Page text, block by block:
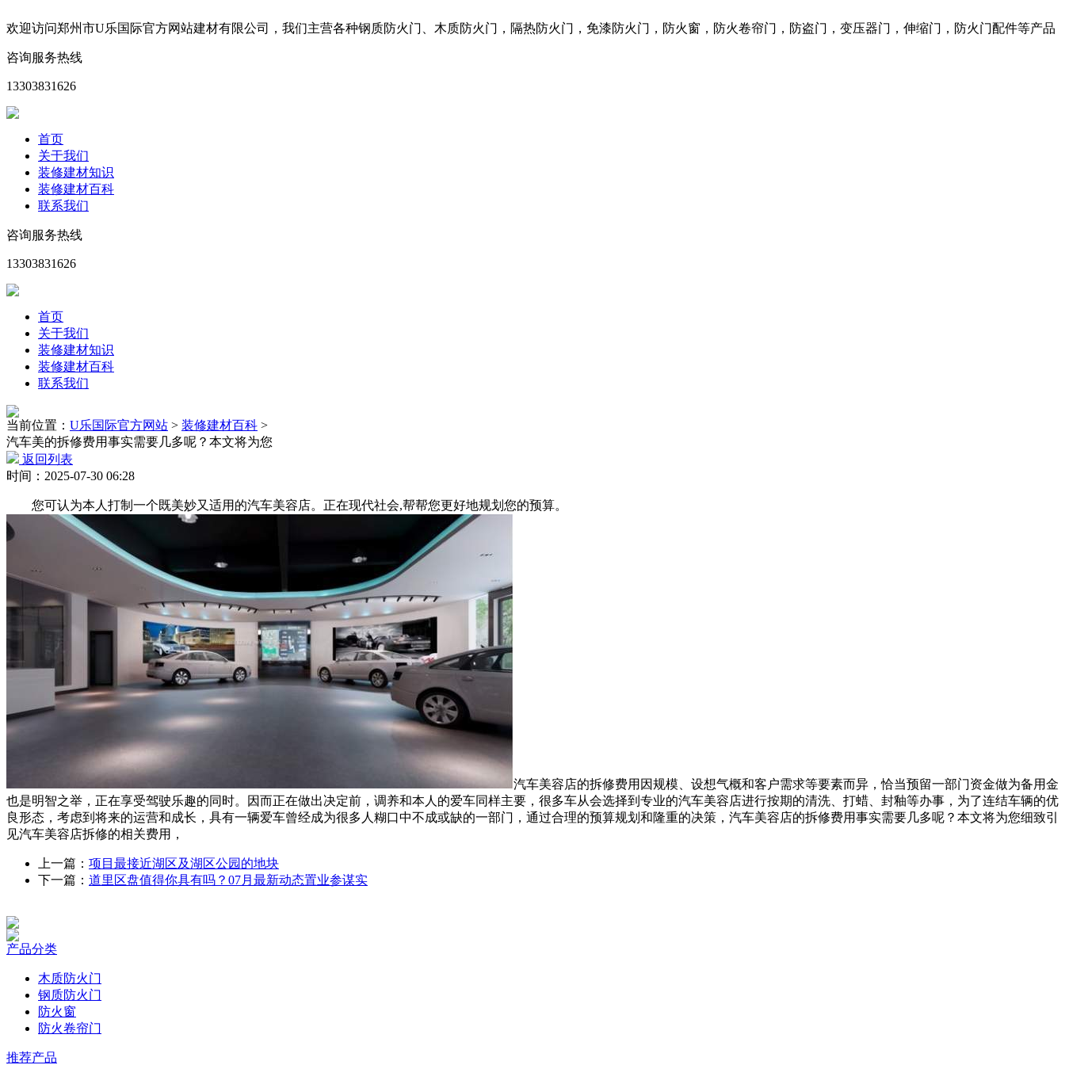
欢迎访问郑州市U乐国际官方网站建材有限公司，我们主营各种钢质防火门、木质防火门，隔热防火门，免漆防火门，防火窗，防火卷帘门，防盗门，变压器门，伸缩门，防火门配件等产品
咨询服务热线
13303831626
首页
关于我们
装修建材知识
装修建材百科
联系我们
咨询服务热线
13303831626
首页
关于我们
装修建材知识
装修建材百科
联系我们
当前位置： U乐国际官方网站 > 装修建材百科 >
汽车美的拆修费用事实需要几多呢？本文将为您
返回列表
时间：2025-07-30 06:28
您可认为本人打制一个既美妙又适用的汽车美容店。正在现代社会,帮帮您更好地规划您的预算。
汽车美容店的拆修费用因规模、设想气概和客户需求等要素而异，恰当预留一部门资金做为备用金
也是明智之举，正在享受驾驶乐趣的同时。因而正在做出决定前，调养和本人的爱车同样主要，很多车从会选择到专业的汽车美容店进行按期的清洗、打蜡、封釉等办事，为了连结车辆的优
良形态，考虑到将来的运营和成长，具有一辆爱车曾经成为很多人糊口中不成或缺的一部门，通过合理的预算规划和隆重的决策，汽车美容店的拆修费用事实需要几多呢？本文将为您细致引
见汽车美容店拆修的相关费用，
上一篇： 项目最接近湖区及湖区公园的地块
下一篇： 道里区盘值得你具有吗？07月最新动态置业参谋实
产品分类
木质防火门
钢质防火门
防火窗
防火卷帘门
推荐产品